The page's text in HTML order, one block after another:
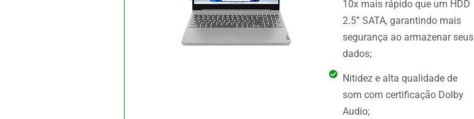
10x mais rápido que um HDD
2.5” SATA, garantindo mais
segurança ao armazenar seus
dados;
Nitidez e alta qualidade de
som com certificação Dolby
Audio;